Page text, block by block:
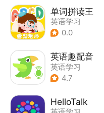
单词拼读王
英语学习
0.0
英语趣配音
英语学习
4.7
HelloTalk